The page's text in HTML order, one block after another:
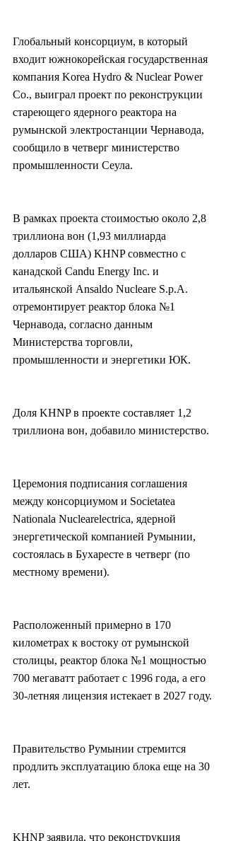
Глобальный консорциум, в который
входит южнокорейская государственная
компания Korea Hydro & Nuclear Power
Co., выиграл проект по реконструкции
стареющего ядерного реактора на
румынской электростанции Чернавода,
сообщило в четверг министерство
промышленности Сеула.
В рамках проекта стоимостью около 2,8
триллиона вон (1,93 миллиарда
долларов США) KHNP совместно с
канадской Candu Energy Inc. и
итальянской Ansaldo Nucleare S.p.A.
отремонтирует реактор блока №1
Чернавода, согласно данным
Министерства торговли,
промышленности и энергетики ЮК.
Доля KHNP в проекте составляет 1,2
триллиона вон, добавило министерство.
Церемония подписания соглашения
между консорциумом и Societatea
Nationala Nuclearelectrica, ядерной
энергетической компанией Румынии,
состоялась в Бухаресте в четверг (по
местному времени).
Расположенный примерно в 170
километрах к востоку от румынской
столицы, реактор блока №1 мощностью
700 мегаватт работает с 1996 года, а его
30-летняя лицензия истекает в 2027 году.
Правительство Румынии стремится
продлить эксплуатацию блока еще на 30
лет.
KHNP заявила, что реконструкция